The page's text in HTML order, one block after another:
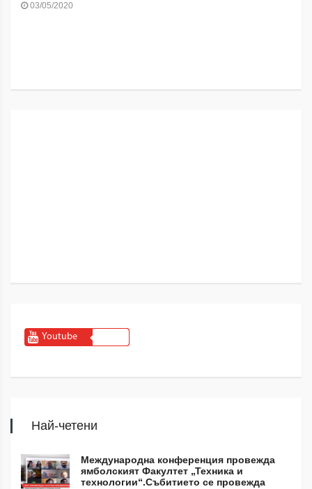
03/05/2020
Youtube
Най-четени
Международна конференция провежда
ямболският Факултет „Техника и
технологии“.Събитието се провежда